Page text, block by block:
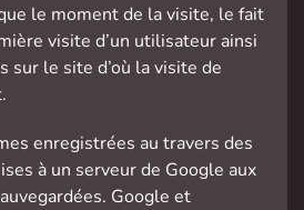
le moment de la visite, le fait
visite d’un utilisateur ainsi
sur le site d’où la visite de
enregistrées au travers des
à un serveur de Google aux
Google et